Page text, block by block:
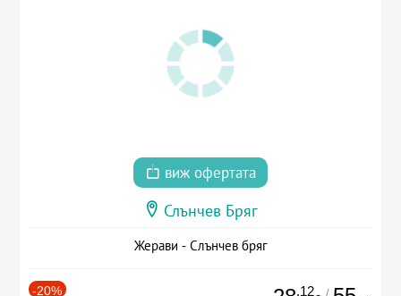
виж офертата
Слънчев Бряг
Жерави - Слънчев бряг
-20% .12